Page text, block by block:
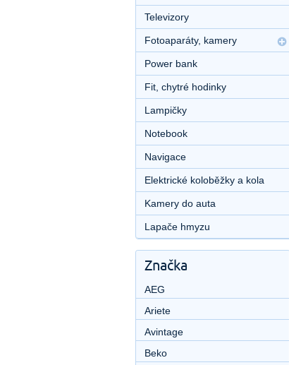
Televizory
Fotoaparáty, kamery
Power bank
Fit, chytré hodinky
Lampičky
Notebook
Navigace
Elektrické koloběžky a kola
Kamery do auta
Lapače hmyzu
Značka
AEG
Ariete
Avintage
Beko